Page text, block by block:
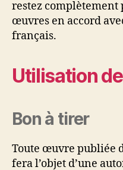
restez complètement
œuvres en accord
français.
Utilisation
Bon à tirer
Toute œuvre publiée
fera l’objet d’une